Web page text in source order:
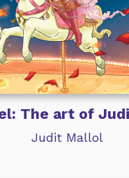
The art of
Judit Mallol